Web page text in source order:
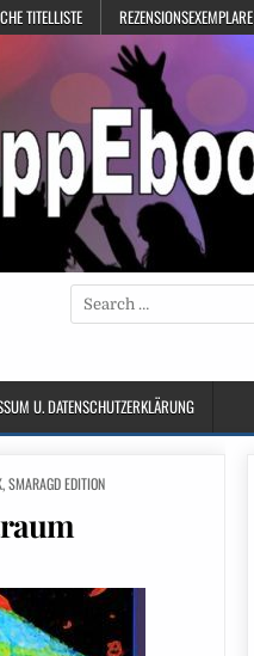
TITELLISTE REZENSIONSEXEMPLARE
Search
for:
U. DATENSCHUTZERKLÄRUNG
,SMARAGD EDITION